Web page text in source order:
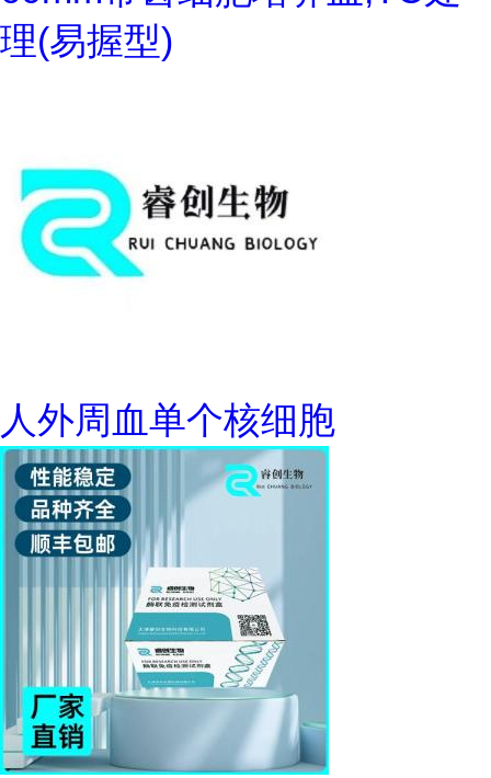
理(易握型)
人外周血单个核细胞